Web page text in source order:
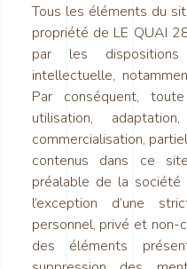
Tous les éléments du
propriété de LE QUAI
par les
intellectuelle,
Par conséquent,
utilisation,
commercialisation,
contenus dans ce
préalable de la
l’exception d’une
personnel, privé et non-
des éléments